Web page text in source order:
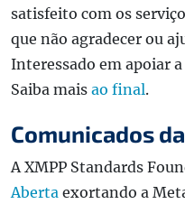
satisfeito com os
que não agradecer ou
Interessado em apoiar
Saiba mais ao final.
Comunicados
A XMPP Standards
Aberta exortando a